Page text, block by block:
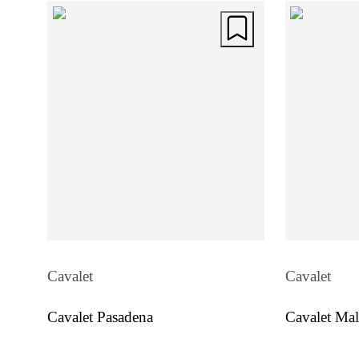
Cavalet
Cavalet Pasadena
Cavalet
Cavalet